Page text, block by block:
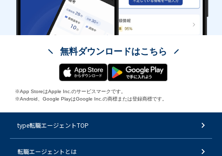
無料ダウンロードはこちら
※App StoreはApple Inc.のサービスマークです。
※Android、Google PlayはGoogle Inc.の商標または登録商標です。
type転職エージェントTOP
転職エージェントとは